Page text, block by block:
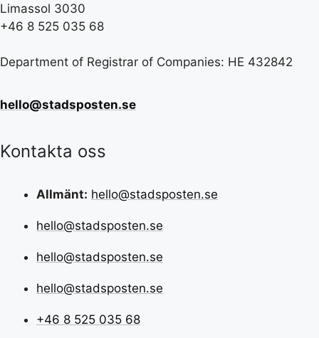
Limassol 3030
+46 8 525 035 68
Department of Registrar of Companies: HE 432842
hello@stadsposten.se
Kontakta oss
Allmänt: hello@stadsposten.se
hello@stadsposten.se
hello@stadsposten.se
hello@stadsposten.se
+46 8 525 035 68